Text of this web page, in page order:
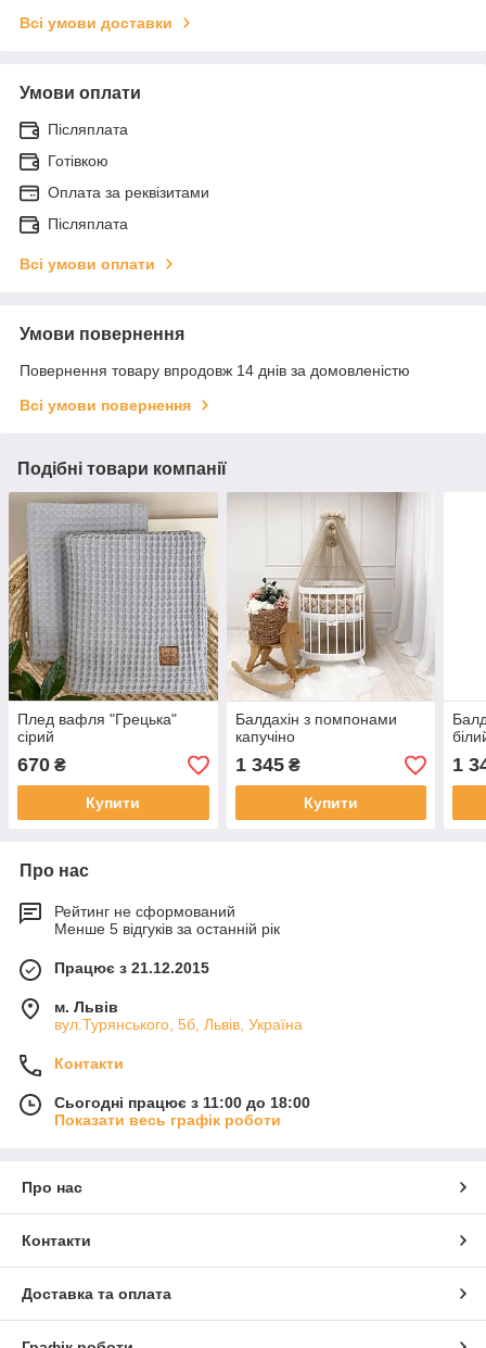
Всі умови доставки
Умови оплати
Післяплата
Готівкою
Оплата за реквізитами
Післяплата
Всі умови оплати
Умови повернення
Повернення товару впродовж 14 днів за домовленістю
Всі умови повернення
Подібні товари компанії
Плед вафля "Грецька"
сірий
670 ₴
Купити
Балдахін з помпонами
капучіно
1 345₴
Купити
1
Про нас
Рейтинг не сформований
Менше 5 відгуків за останній рік
Працює з 21.12.2015
м. Львів
вул.Турянського, 5б, Львів, Україна
Контакти
Сьогодні працює з 11:00 до 18:00
Показати весь графік роботи
Про нас
Контакти
Доставка та оплата